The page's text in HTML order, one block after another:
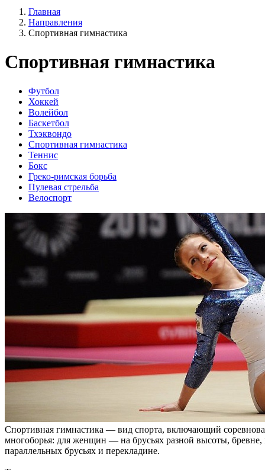
Главная
Направления
Спортивная гимнастика
Спортивная гимнастика
Футбол
Хоккей
Волейбол
Баскетбол
Тхэквондо
Спортивная гимнастика
Теннис
Бокс
Греко-римская борьба
Пулевая стрельба
Велоспорт
Спортивная гимнастика — вид спорта, включающий
многоборья: для женщин — на брусьях разной высоты,
параллельных брусьях и перекладине.